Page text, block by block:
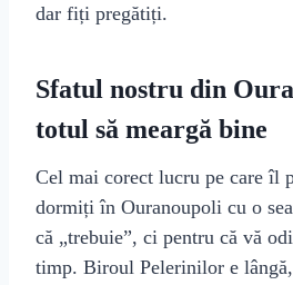
dar fiți pregătiți.
Sfatul nostru din
totul să meargă bine
Cel mai corect lucru pe care îl
dormiți în Ouranoupoli cu o
că „trebuie”, ci pentru că vă
timp. Biroul Pelerinilor e lângă,